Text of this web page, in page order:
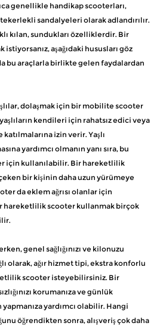
genellikle handikap scooterları,
sandalyeleri olarak adlandırılır.
kılan, sundukları özelliklerdir. Bir
aşağıdaki hususları göz
bu araçlarla birlikte gelen faydalardan
dolaşmak için bir mobilite scooter
kendileri için rahatsız edici veya
izin verir. Yaşlı
yardımcı olmanın yanı sıra, bu
için kullanılabilir. Bir hareketlilik
bir kişinin daha uzun yürümeye
da eklem ağrısı olanlar için
hareketlilik scooter kullanmak birçok
genel sağlığınızı ve kilonuzu
olarak, ağır hizmet tipi, ekstra konforlu
scooter isteyebilirsiniz. Bir
korumanıza ve günlük
yardımcı olabilir. Hangi
öğrendikten sonra, alışveriş çok daha